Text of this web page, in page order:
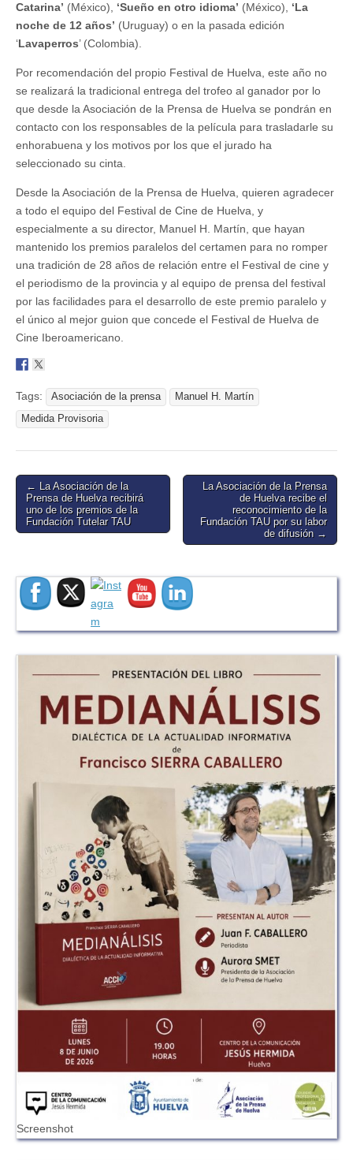
Catarina’ (México), ‘Sueño en otro idioma’ (México), ‘La
noche de 12 años’ (Uruguay) o en la pasada edición
‘Lavaperros’ (Colombia).
Por recomendación del propio Festival de Huelva, este año no
se realizará la tradicional entrega del trofeo al ganador por lo
que desde la Asociación de la Prensa de Huelva se pondrán en
contacto con los responsables de la película para trasladarle su
enhorabuena y los motivos por los que el jurado ha
seleccionado su cinta.
Desde la Asociación de la Prensa de Huelva, quieren agradecer
a todo el equipo del Festival de Cine de Huelva, y
especialmente a su director, Manuel H. Martín, que hayan
mantenido los premios paralelos del certamen para no romper
una tradición de 28 años de relación entre el Festival de cine y
el periodismo de la provincia y al equipo de prensa del festival
por las facilidades para el desarrollo de este premio paralelo y
el único al mejor guion que concede el Festival de Huelva de
Cine Iberoamericano.
Tags: Asociación de la prensa
Manuel H. Martín
Medida Provisoria
Post
navigation
← La Asociación de la
Prensa de Huelva recibirá
uno de los premios de la
Fundación Tutelar TAU
La Asociación de la Prensa
de Huelva recibe el
reconocimiento de la
Fundación TAU por su labor
de difusión →
Screenshot